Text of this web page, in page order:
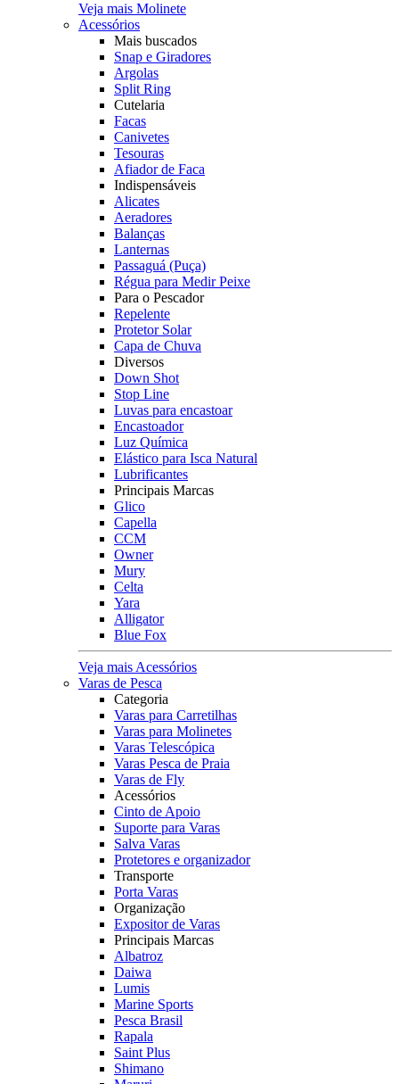
Veja mais Molinete
Acessórios
Mais buscados
Snap e Giradores
Argolas
Split Ring
Cutelaria
Facas
Canivetes
Tesouras
Afiador de Faca
Indispensáveis
Alicates
Aeradores
Balanças
Lanternas
Passaguá (Puça)
Régua para Medir Peixe
Para o Pescador
Repelente
Protetor Solar
Capa de Chuva
Diversos
Down Shot
Stop Line
Luvas para encastoar
Encastoador
Luz Química
Elástico para Isca Natural
Lubrificantes
Principais Marcas
Glico
Capella
CCM
Owner
Mury
Celta
Yara
Alligator
Blue Fox
Veja mais Acessórios
Varas de Pesca
Categoria
Varas para Carretilhas
Varas para Molinetes
Varas Telescópica
Varas Pesca de Praia
Varas de Fly
Acessórios
Cinto de Apoio
Suporte para Varas
Salva Varas
Protetores e organizador
Transporte
Porta Varas
Organização
Expositor de Varas
Principais Marcas
Albatroz
Daiwa
Lumis
Marine Sports
Pesca Brasil
Rapala
Saint Plus
Shimano